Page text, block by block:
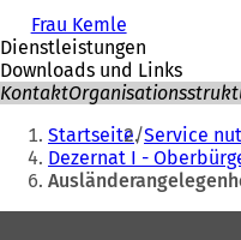
Frau Kemle
Dienstleistungen
Downloads und Links
Kontakt
Sie
befinden
sich
hier:
Startseite Service
Dezernat I -